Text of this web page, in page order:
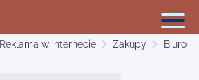
Reklama w internecie Zakupy
Biuro